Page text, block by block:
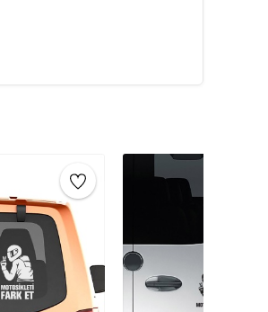
amacıyla
süre dayanabilecek
sahiplerine araçlarını
renkleri, özel
Yüksek kaliteli
şekilde çıkarılabilir.
olacak şekilde üretilir,
hem de fonksiyonel